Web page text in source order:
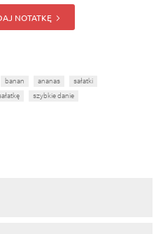
NOTATKĘ
banan ananas
sałatki
szybkie danie